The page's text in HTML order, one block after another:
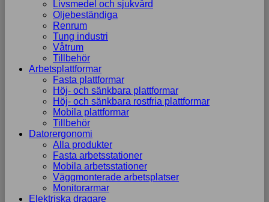
Livsmedel och sjukvård
Oljebeständiga
Renrum
Tung industri
Våtrum
Tillbehör
Arbetsplattformar
Fasta plattformar
Höj- och sänkbara plattformar
Höj- och sänkbara rostfria plattformar
Mobila plattformar
Tillbehör
Datorergonomi
Alla produkter
Fasta arbetsstationer
Mobila arbetsstationer
Väggmonterade arbetsplatser
Monitorarmar
Elektriska dragare